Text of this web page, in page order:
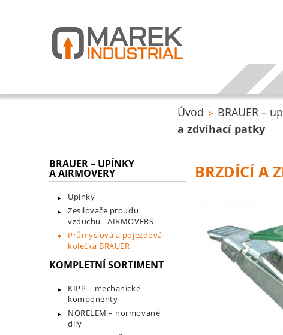
Úvod > BRAUER –
a zdvihací patky
BRAUER – UPÍNKY
A AIRMOVERY
Upínky
Zesilovače proudu
vzduchu - AIRMOVERS
Průmyslová a pojezdová
kolečka BRAUER
KOMPLETNÍ SORTIMENT
KIPP – mechanické
komponenty
NORELEM – normované
díly
BRZDÍCÍ A